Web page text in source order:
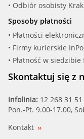
• Odbiór osobisty
Sposoby płatności
• Płatności
• Firmy kurierskie
• Płatność w
Skontaktuj się z
Infolinia: 12 268 31 51
Pon.-Pt. 9.00-17.00,
Kontakt